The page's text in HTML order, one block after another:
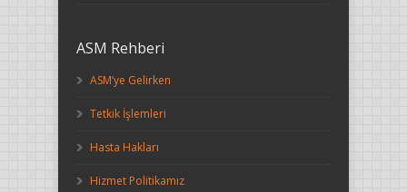
ASM Rehberi
ASM’ye Gelirken
Tetkik İşlemleri
Hasta Hakları
Hizmet Politikamız